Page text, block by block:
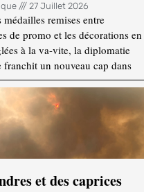
27 Juillet 2026
médailles remises entre
de promo et les décorations en
à la va-vite, la diplomatie
franchit un nouveau cap dans
et des caprices